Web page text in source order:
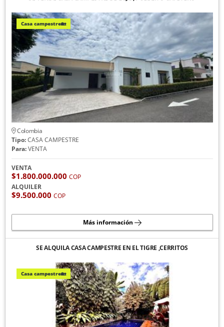
Casa campestre🏡
Colombia
Tipo:CASA CAMPESTRE
Para:VENTA
VENTA
$1.800.000.000 COP
ALQUILER
$9.500.000 COP
Más información
SE ALQUILA CASA CAMPESTRE EN EL TIGRE ,CERRITOS
Casa campestre🏡